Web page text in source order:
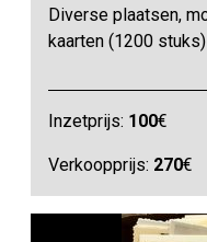
Diverse plaatsen,
kaarten (1200 stuks)
Inzetprijs: 100€
Verkoopprijs: 270€